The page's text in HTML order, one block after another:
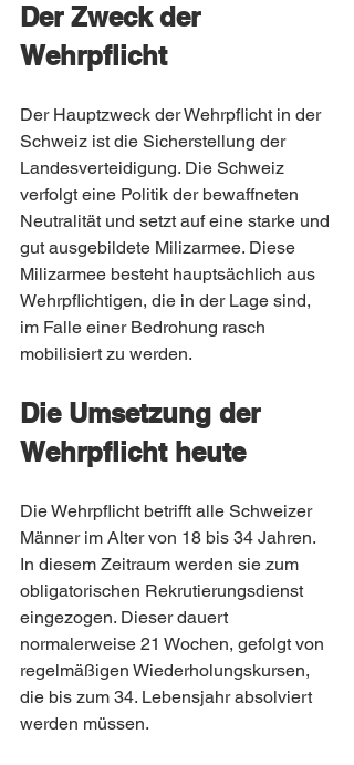
Der Zweck der
Wehrpflicht
Der Hauptzweck der Wehrpflicht in der
Schweiz ist die Sicherstellung der
Landesverteidigung. Die Schweiz
verfolgt eine Politik der bewaffneten
Neutralität und setzt auf eine starke und
gut ausgebildete Milizarmee. Diese
Milizarmee besteht hauptsächlich aus
Wehrpflichtigen, die in der Lage sind,
im Falle einer Bedrohung rasch
mobilisiert zu werden.
Die Umsetzung der
Wehrpflicht heute
Die Wehrpflicht betrifft alle Schweizer
Männer im Alter von 18 bis 34 Jahren.
In diesem Zeitraum werden sie zum
obligatorischen Rekrutierungsdienst
eingezogen. Dieser dauert
normalerweise 21 Wochen, gefolgt von
regelmäßigen Wiederholungskursen,
die bis zum 34. Lebensjahr absolviert
werden müssen.